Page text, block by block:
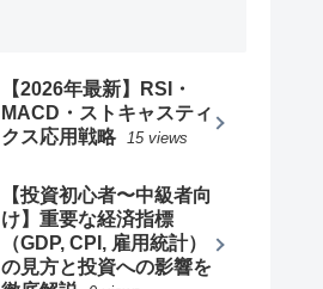
【2026年最新】RSI・
MACD・ストキャスティ
クス応用戦略
15 views
【投資初心者〜中級者向
け】重要な経済指標
（GDP, CPI, 雇用統計）
の見方と投資への影響を